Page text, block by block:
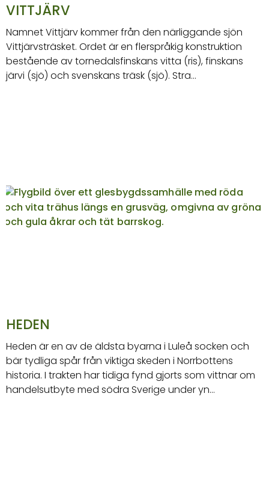
VITTJÄRV
Namnet Vittjärv kommer från den närliggande sjön
Vittjärvsträsket. Ordet är en flerspråkig konstruktion
bestående av tornedalsfinskans vitta (ris), finskans
järvi (sjö) och svenskans träsk (sjö). Stra…
HEDEN
Heden är en av de äldsta byarna i Luleå socken och
bär tydliga spår från viktiga skeden i Norrbottens
historia. I trakten har tidiga fynd gjorts som vittnar om
handelsutbyte med södra Sverige under yn…